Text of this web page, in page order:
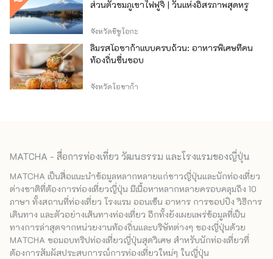
ส่วนตัวชมภูเขาไฟฟูจิ | วันแห่งอิสรภาพสุดหรู
จังหวัดชิซูโอกะ
ลิ้มรสโอซาก้าแบบครบถ้วน: อาหารพิเศษที่คน
ท้องถิ่นชื่นชอบ
จังหวัดโอซาก้า
MATCHA - สื่อการท่องเที่ยว วัฒนธรรม และโรงแรมของญี่ปุ่น
MATCHA เป็นสื่อแนะนำข้อมูลหลากหลายแก่ชาวญี่ปุ่นและนักท่องเที่ยว
ต่างชาติที่ต้องการท่องเที่ยวญี่ปุ่น มีเนื้อหาหลากหลายครอบคลุมถึง 10
ภาษา ทั้งสถานที่ท่องเที่ยว โรงแรม ออนเซ็น อาหาร การชอปปิง วิธีการ
เดินทาง และตัวอย่างเส้นทางท่องเที่ยว อีกทั้งยังเผยแพร่ข้อมูลที่เป็น
ทางการล่าสุดจากหน่วยงานท้องถิ่นและบริษัทต่างๆ ของญี่ปุ่นด้วย
MATCHA ขอมอบทริปท่องเที่ยวญี่ปุ่นสุดวิเศษ สำหรับนักท่องเที่ยวที่
ต้องการสัมผัสประสบการณ์การท่องเที่ยวใหม่ๆ ในญี่ปุ่น